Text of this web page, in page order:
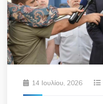
14 Ιουλίου, 2026